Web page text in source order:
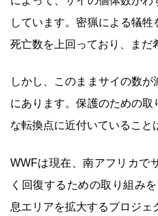
しています。密猟による犠
死亡数を上回っており、まだ
しかし、このままサイの数
にあります。保護のための
な転換点に近付いていること
WWFは現在、南アフリカで
く回復するための取り組み
息エリアを拡大するプロジェ